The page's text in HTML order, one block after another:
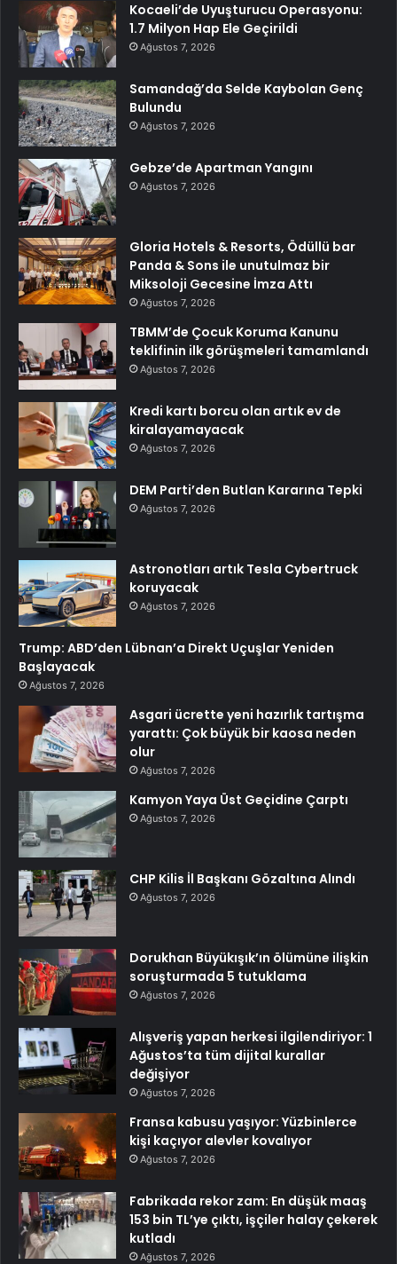
Kocaeli’de Uyuşturucu Operasyonu:
1.7 Milyon Hap Ele Geçirildi
Ağustos 7, 2026
Samandağ’da Selde Kaybolan Genç
Bulundu
Ağustos 7, 2026
Gebze’de Apartman Yangını
Ağustos 7, 2026
Gloria Hotels & Resorts, Ödüllü bar
Panda & Sons ile unutulmaz bir
Miksoloji Gecesine İmza Attı
Ağustos 7, 2026
TBMM’de Çocuk Koruma Kanunu
teklifinin ilk görüşmeleri tamamlandı
Ağustos 7, 2026
Kredi kartı borcu olan artık ev de
kiralayamayacak
Ağustos 7, 2026
DEM Parti’den Butlan Kararına Tepki
Ağustos 7, 2026
Astronotları artık Tesla Cybertruck
koruyacak
Ağustos 7, 2026
Trump: ABD’den Lübnan’a Direkt Uçuşlar Yeniden
Başlayacak
Ağustos 7, 2026
Asgari ücrette yeni hazırlık tartışma
yarattı: Çok büyük bir kaosa neden
olur
Ağustos 7, 2026
Kamyon Yaya Üst Geçidine Çarptı
Ağustos 7, 2026
CHP Kilis İl Başkanı Gözaltına Alındı
Ağustos 7, 2026
Dorukhan Büyükışık’ın ölümüne ilişkin
soruşturmada 5 tutuklama
Ağustos 7, 2026
Alışveriş yapan herkesi ilgilendiriyor: 1
Ağustos’ta tüm dijital kurallar
değişiyor
Ağustos 7, 2026
Fransa kabusu yaşıyor: Yüzbinlerce
kişi kaçıyor alevler kovalıyor
Ağustos 7, 2026
Fabrikada rekor zam: En düşük maaş
153 bin TL’ye çıktı, işçiler halay çekerek
kutladı
Ağustos 7, 2026